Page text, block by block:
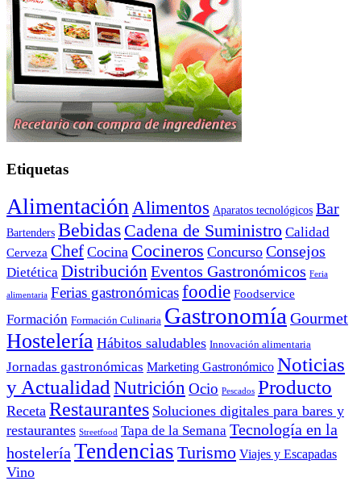
Etiquetas
Alimentación Alimentos Aparatos tecnológicos Bar
Bartenders Bebidas Cadena de Suministro Calidad
Cerveza Chef Cocina Cocineros Concurso Consejos
Dietética Distribución Eventos Gastronómicos Feria
alimentaria Ferias gastronómicasfoodie Foodservice
Formación Formación Culinaria Gastronomía Gourmet
Hostelería Hábitos saludables Innovación alimentaria
Jornadas gastronómicas Marketing Gastronómico Noticias
y Actualidad Nutrición Ocio Pescados Producto
Receta Restaurantes Soluciones digitales para bares y
restaurantes Streetfood Tapa de la Semana Tecnología en la
hostelería Tendencias Turismo Viajes y Escapadas
Vino